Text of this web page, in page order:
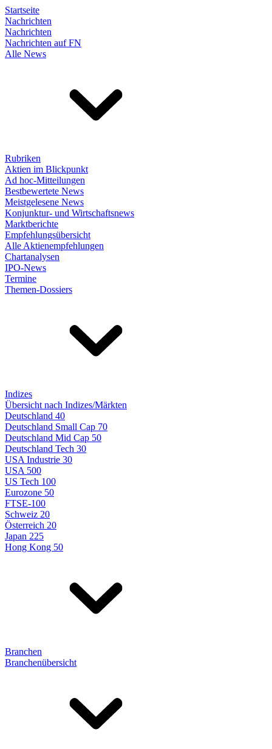
Startseite
Nachrichten
Nachrichten
Nachrichten auf FN
Alle News
Rubriken
Aktien im Blickpunkt
Ad hoc-Mitteilungen
Bestbewertete News
Meistgelesene News
Konjunktur- und Wirtschaftsnews
Marktberichte
Empfehlungsübersicht
Alle Aktienempfehlungen
Chartanalysen
IPO-News
Termine
Themen-Dossiers
Indizes
Übersicht nach Indizes/Märkten
Deutschland 40
Deutschland Small Cap 70
Deutschland Mid Cap 50
Deutschland Tech 30
USA Industrie 30
USA 500
US Tech 100
Eurozone 50
FTSE-100
Schweiz 20
Österreich 20
Japan 225
Hong Kong 50
Branchen
Branchenübersicht